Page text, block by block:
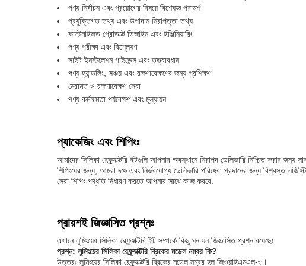
পণ্য নির্বাচন এবং প্রয়োগের বিষয়ে বিশেষজ্ঞ পরামর্শ
প্রযুক্তিগত তথ্য এবং উপাদান নিরাপত্তা তথ্য
কাস্টমাইজড প্রোডাক্ট ডিজাইন এবং ইঞ্জিনিয়ারিং
পণ্য পরীক্ষা এবং বিশ্লেষণ
সাইট ইনস্টলেশন গাইডেন্স এবং তত্ত্বাবধান
পণ্য হ্যান্ডলিং, সঞ্চয় এবং রক্ষণাবেক্ষণের জন্য প্রশিক্ষণ
মেরামত ও রক্ষণাবেক্ষণ সেবা
পণ্য কর্মক্ষমতা পর্যবেক্ষণ এবং মূল্যায়ন
প্যাকেজিং এবং শিপিংঃ
আমাদের সিলিকা রেফ্র্যাক্টরি ইটগুলি আপনার অবস্থানে নিরাপদ ডেলিভারি নিশ্চিত করার
শিপিংয়ের জন্য, আমরা দক্ষ এবং নির্ভরযোগ্য ডেলিভারি পরিষেবা প্রদানের জন্য বিশ্বস্ত
সেরা শিপিং পদ্ধতি নির্ধারণ করতে আপনার সাথে কাজ করবে.
প্রায়শই জিজ্ঞাসিত প্রশ্নঃ
এখানে লুমিংয়ের সিলিকা রেফ্র্যাক্টরি ইট সম্পর্কে কিছু ঘন ঘন জিজ্ঞাসিত প্রশ্ন রয়েছেঃ
প্রশ্ন: লুমিংয়ের সিলিকা রেফ্র্যাক্টরি ব্রিকের মডেল নম্বর কি?
উত্তরঃ লুমিংয়ের সিলিকা রেফ্র্যাক্টরি ব্রিকের মডেল নম্বর হল জিওয়াইএমএল-৩।